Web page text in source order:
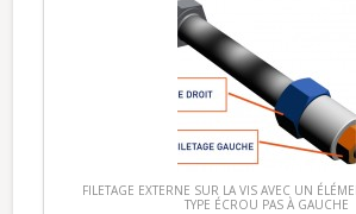
FILETAGE EXTERNE SUR LA VIS AVEC UN
TYPE ÉCROU PAS À GAUCHE